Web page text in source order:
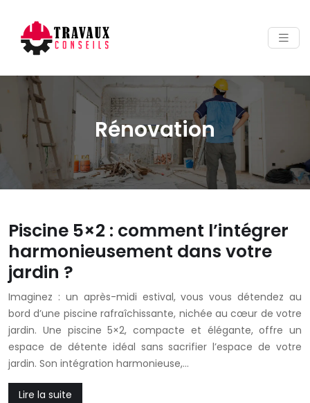
Rénovation
Piscine 5×2 : comment l’intégrer
harmonieusement dans votre
jardin ?
Imaginez : un après-midi estival, vous vous détendez au
bord d’une piscine rafraîchissante, nichée au cœur de votre
jardin. Une piscine 5×2, compacte et élégante, offre un
espace de détente idéal sans sacrifier l’espace de votre
jardin. Son intégration harmonieuse,…
Lire la suite